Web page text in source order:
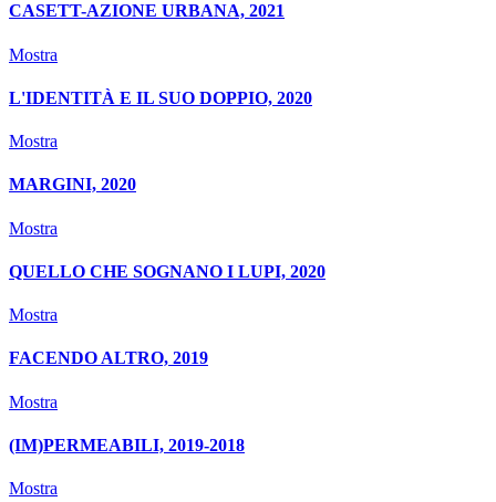
CASETT-AZIONE URBANA, 2021
Mostra
L'IDENTITÀ E IL SUO DOPPIO, 2020
Mostra
MARGINI, 2020
Mostra
QUELLO CHE SOGNANO I LUPI, 2020
Mostra
FACENDO ALTRO, 2019
Mostra
(IM)PERMEABILI, 2019-2018
Mostra